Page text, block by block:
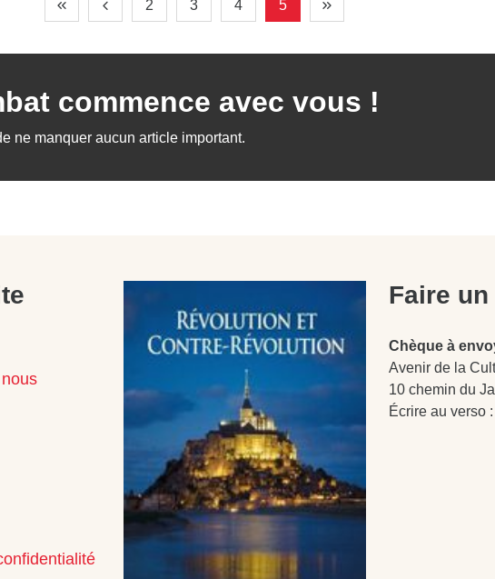
2 3 4 5
commence avec vous !
ne manquer aucun article important.
Faire un
Chèque à
Avenir de la
10 chemin du
Écrire au verso